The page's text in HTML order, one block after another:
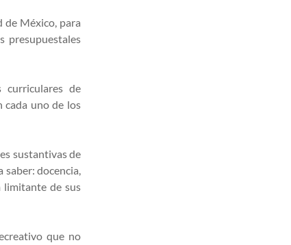
de México, para
presupuestales
de
cada uno de los
sustantivas de
docencia,
limitante de sus
que no